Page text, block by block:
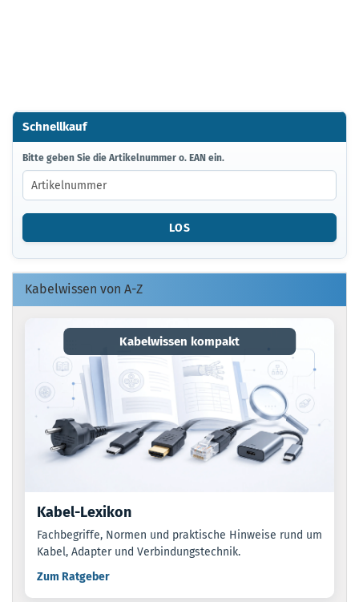
Schnellkauf
BITTE
GEBEN
SIE
DIE
ARTIKELNUMMER
EAN
EIN.
Bitte geben Sie die Artikelnummer o. EAN ein.
LOS
Kabelwissen von A-Z
Kabelwissen kompakt
Kabel-Lexikon
Fachbegriffe, Normen und praktische Hinweise rund um
Kabel, Adapter und Verbindungstechnik.
Zum Ratgeber